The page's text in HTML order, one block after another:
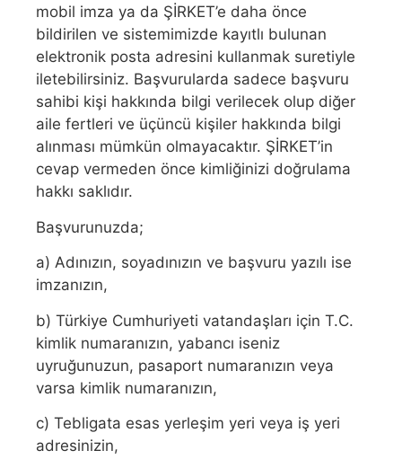
mobil imza ya da ŞİRKET’e daha önce
bildirilen ve sistemimizde kayıtlı bulunan
elektronik posta adresini kullanmak suretiyle
iletebilirsiniz. Başvurularda sadece başvuru
sahibi kişi hakkında bilgi verilecek olup diğer
aile fertleri ve üçüncü kişiler hakkında bilgi
alınması mümkün olmayacaktır. ŞİRKET’in
cevap vermeden önce kimliğinizi doğrulama
hakkı saklıdır.
Başvurunuzda;
a) Adınızın, soyadınızın ve başvuru yazılı ise
imzanızın,
b) Türkiye Cumhuriyeti vatandaşları için T.C.
kimlik numaranızın, yabancı iseniz
uyruğunuzun, pasaport numaranızın veya
varsa kimlik numaranızın,
c) Tebligata esas yerleşim yeri veya iş yeri
adresinizin,